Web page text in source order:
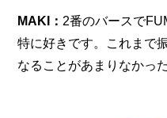
MAKI： 2番のバースで
特に好きです。これまで
なることがあまりなかっ